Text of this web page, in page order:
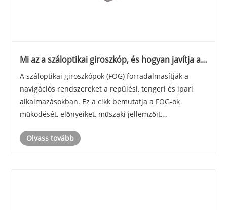
Mi az a száloptikai giroszkóp, és hogyan javítja a
A száloptikai giroszkópok (FOG) forradalmasítják a
navigációs rendszereket a repülési, tengeri és ipari
alkalmazásokban. Ez a cikk bemutatja a FOG-ok
működését, előnyeiket, műszaki jellemzőit,
hogy segítsen a vállalkozásoknak és a mérnököknek
Olvass tovább